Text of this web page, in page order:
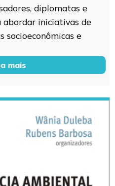
diplomatas e
iniciativas de
socioeconômicas e
mais